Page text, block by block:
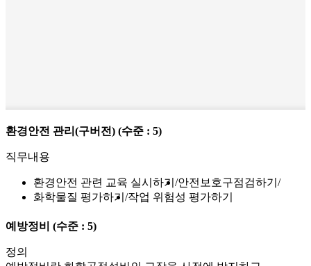
환경안전 관리(구버전) (수준 : 5)
직무내용
환경안전 관련 교육 실시하기
안전보호구점검하기
화학물질 평가하기
작업 위험성 평가하기
예방정비 (수준 : 5)
정의